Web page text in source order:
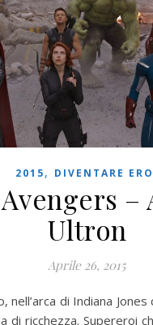
2015, DIVENTARE
–
Ultron
Aprile 26, 2015
di ricchezza. Supereroi